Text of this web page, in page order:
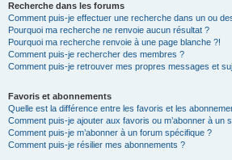
Recherche dans les forums
Comment puis-je effectuer une recherche dans un ou
Pourquoi ma recherche ne renvoie aucun résultat ?
Pourquoi ma recherche renvoie à une page blanche ?!
Comment puis-je rechercher des membres ?
Comment puis-je retrouver mes propres messages et
Favoris et abonnements
Quelle est la différence entre les favoris et les
Comment puis-je ajouter aux favoris ou m’abonner à un
Comment puis-je m’abonner à un forum spécifique ?
Comment puis-je résilier mes abonnements ?